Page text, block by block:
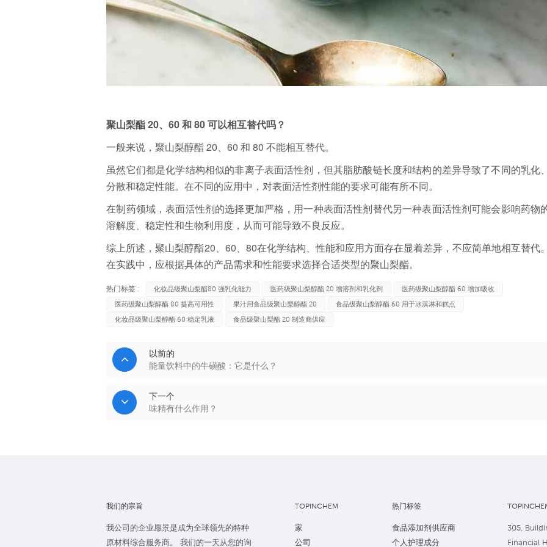
聚山梨酯 20、60 和 80 可以相互替代吗？
一般来说，聚山梨醇酯 20、60 和 80 不能相互替代。
虽然它们都是化学结构相似的非离子表面活性剂，但其脂肪酸链长度和结构的差异导致了不同的乳化、
分散和稳定性能。在不同的应用中，对表面活性剂性能的要求可能有所不同。
在制药领域，表面活性剂的选择更加严格，用一种表面活性剂替代另一种表面活性剂可能会影响药物
溶解度、稳定性和生物利用度，从而可能导致不良反应。
综上所述，聚山梨醇酯20、60、80在化学结构、性能和应用方面存在显着差异，不应简单地相互替代。
在实践中，应根据具体的产品需求和性能要求选择合适类型的聚山梨酯。
热门标签 : 化妆品级聚山梨酯80 强乳化能力 医药级聚山梨醇酯 20 增溶剂和乳化剂
医药级聚山梨醇酯 60 增加吸收
医药级聚山梨醇酯 80 提高可用性
果汁用食品级聚山梨醇酯 20
食品级聚山梨醇酯 60 用于冰淇淋和糕点
化妆品级聚山梨醇酯 60 稳定乳液
食品级聚山梨酯 20 制造商供应
以前的
能量饮料中的牛磺酸：它是什么？
下一个
味精有什么作用？
我们的宗旨
我公司的企业愿景是成为全球领先的特种
原材料综合服务商。 我们的一天从您的询
TOPINCHEM
家
公司
热门标签
食品添加剂供应商
个人护理成分
305,
Financial